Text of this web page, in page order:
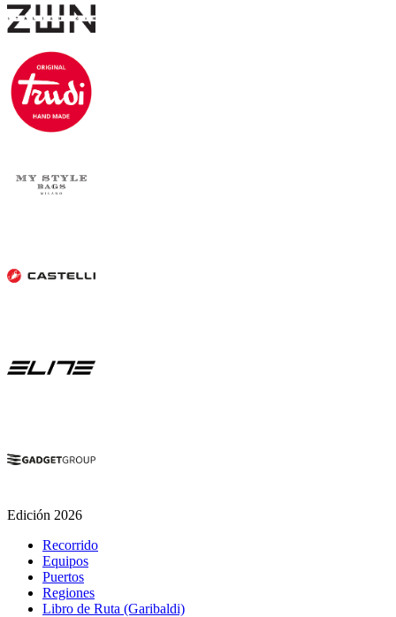
Edición 2026
Recorrido
Equipos
Puertos
Regiones
Libro de Ruta (Garibaldi)